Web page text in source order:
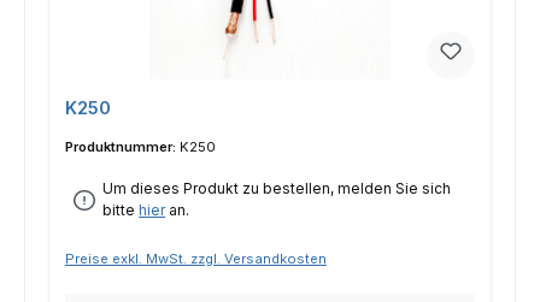
K250
Produktnummer: K250
Um dieses Produkt zu bestellen, melden Sie sich
bittehieran.
Preise exkl. MwSt. zzgl. Versandkosten